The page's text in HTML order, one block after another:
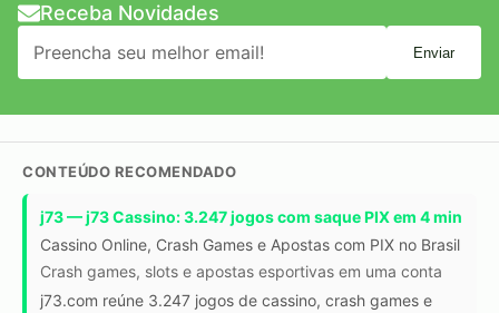
Receba Novidades
Enviar
CONTEÚDO RECOMENDADO
j73 — j73 Cassino: 3.247 jogos com saque PIX em 4 min
Cassino Online, Crash Games e Apostas com PIX no Brasil
Crash games, slots e apostas esportivas em uma conta
j73.com reúne 3.247 jogos de cassino, crash games e